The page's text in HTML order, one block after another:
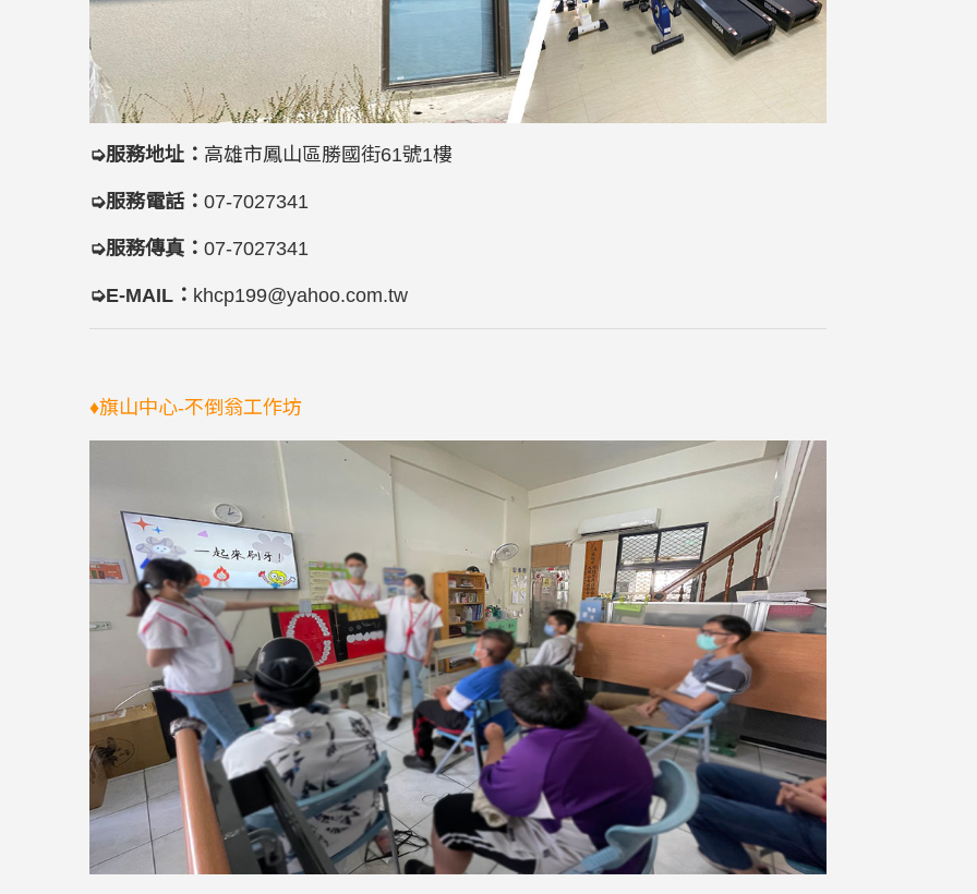
➭服務地址： 高雄市鳳山區勝國街61號1樓
➭服務電話： 07-7027341
➭服務傳真： 07-7027341
➭E-MAIL： khcp199@yahoo.com.tw
♦旗山中心-不倒翁工作坊